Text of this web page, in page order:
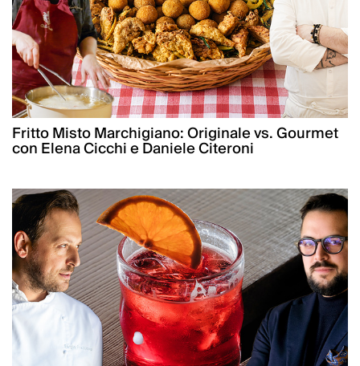
Fritto Misto Marchigiano: Originale vs. Gourmet
con Elena Cicchi e Daniele Citeroni